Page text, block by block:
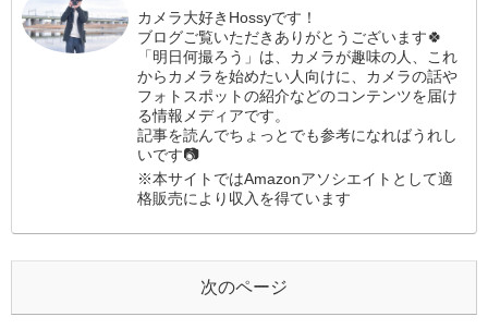
カメラ大好きHossyです！
ブログご覧いただきありがとうございます🍀
「明日何撮ろう」は、カメラが趣味の人、これ
からカメラを始めたい人向けに、カメラの話や
フォトスポットの紹介などのコンテンツを届け
る情報メディアです。
記事を読んでちょっとでも参考になればうれし
いです📷
※本サイトではAmazonアソシエイトとして適
格販売により収入を得ています
次のページ